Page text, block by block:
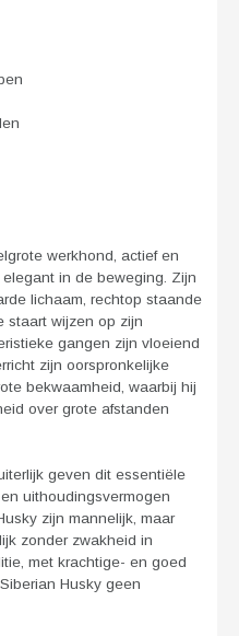
werkhond, actief en
in de beweging. Zijn
lichaam, rechtop staande
staart wijzen op zijn
gangen zijn vloeiend
zijn oorspronkelijke
bekwaamheid, waarbij hij
over grote afstanden
geven dit essentiële
uithoudingsvermogen
zijn mannelijk, maar
zonder zwakheid in
met krachtige- en goed
Husky geen